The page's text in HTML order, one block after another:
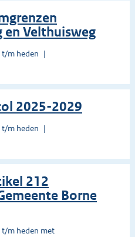
en Velthuisweg
m heden
2025-2029
m heden
212
Borne
m heden met